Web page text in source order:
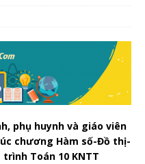
phụ huynh và giáo viên
chương Hàm số-Đồ thị-
Toán 10 KNTT